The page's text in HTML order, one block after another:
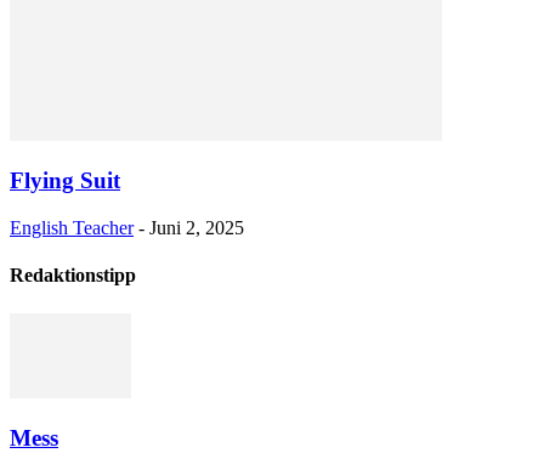
Flying Suit
English Teacher - Juni 2, 2025
Redaktionstipp
Mess